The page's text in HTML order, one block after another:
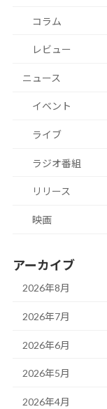
コラム
レビュー
ニュース
イベント
ライブ
ラジオ番組
リリース
映画
アーカイブ
2026年8月
2026年7月
2026年6月
2026年5月
2026年4月